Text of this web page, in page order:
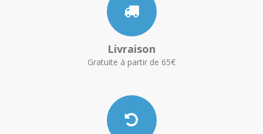
Livraison
Gratuite à partir de 65€